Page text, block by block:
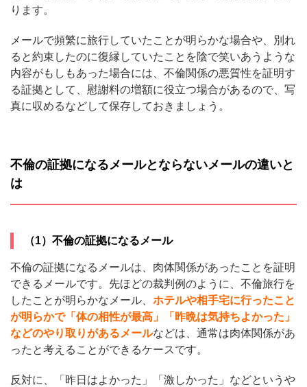
ります。
メールで頻繁に旅行していたことが明らかな場合や、別れ
ると約束したのに復縁していたことを陰で笑いあうような
内容がもしもあった場合には、不倫関係の悪質性を証明す
る証拠として、慰謝料の増額に役立つ場合があるので、写
真に収めるなどして保存しておきましょう。
不倫の証拠になるメールとならないメールの違いと
は
（1）不倫の証拠になるメール
不倫の証拠になるメールは、肉体関係があったことを証明
できるメールです。先ほどの裁判例のように、不倫旅行を
したことが明らかなメール、 ホテルや相手宅に行ったこと
が明らかで「体の相性が最高」「昨晩は気持ちよかった」
などのやり取りがあるメールなどは、通常は肉体関係があ
ったと考えることができるケースです。
反対に、「昨日はよかった」「激しかった」などというや